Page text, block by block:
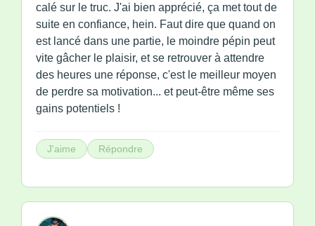
calé sur le truc. J'ai bien apprécié, ça met tout de
suite en confiance, hein. Faut dire que quand on
est lancé dans une partie, le moindre pépin peut
vite gâcher le plaisir, et se retrouver à attendre
des heures une réponse, c'est le meilleur moyen
de perdre sa motivation... et peut-être même ses
gains potentiels !
J'aime Répondre